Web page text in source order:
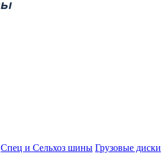
Спец и Сельхоз шины Грузовые диски